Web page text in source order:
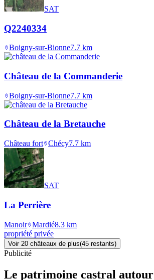
SAT
Q2240334
Boigny-sur-Bionne7.7 km
Château de la Commanderie
Boigny-sur-Bionne7.7 km
Château de la Bretauche
Château fort Chécy7.7 km
SAT
La Perrière
Manoir Mardié8.3 km
propriété privée
Voir 20 châteaux de plus(45 restants)
Publicité
Le patrimoine castral